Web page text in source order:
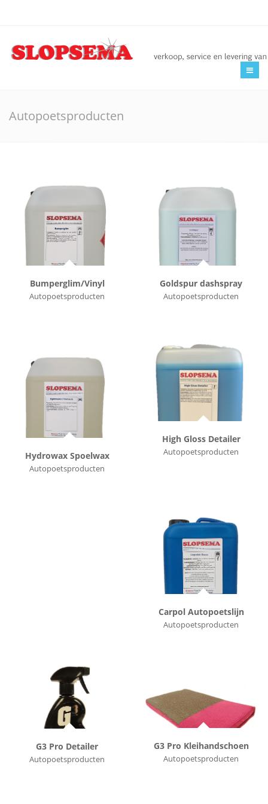
Autopoetsproducten
Bumperglim/Vinyl
Autopoetsproducten
Goldspur dashspray
Autopoetsproducten
Hydrowax Spoelwax
Autopoetsproducten
High Gloss Detailer
Autopoetsproducten
Carpol Autopoetslijn
Autopoetsproducten
G3 Pro Detailer
Autopoetsproducten
G3 Pro Kleihandschoen
Autopoetsproducten
Home